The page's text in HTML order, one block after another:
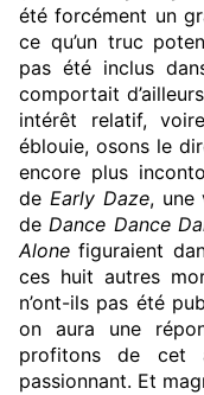
été forcément un
ce qu’un truc
pas été inclus
comportait
intérêt relatif,
éblouie, osons le
encore plus
de Early Daze, une
de Dance Dance
Alone figuraient
ces huit autres
n’ont-ils pas été
on aura une
profitons de cet
passionnant. Et